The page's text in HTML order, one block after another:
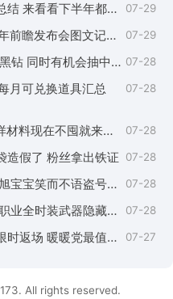
国服发布会一图省流总结 来看看下半年都更新什么 07-29
7.25韩服发布会 下半年前瞻发布会图文记录汇总 07-29
逐浪夏日签到领30天黑钻 同时有机会抽中玲珑徽章自选 07-28
月可兑换道具汇总 07-28
米歇尔团本备战 这4样材料现在不囤就来不及了 07-28
造假了 粉丝拿出铁证 07-28
策划禁止代练代打 旭旭宝宝笑而不语盗号风波需注意 07-28
补丁穿模了吗 最新全职业全时装武器隐藏补丁 07-28
名门猫咪传奇大镖客限时返场 暖暖党最值得入手外观推荐 07-27
All rights reserved.